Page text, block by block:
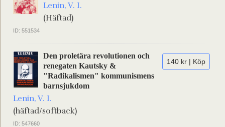
Lenin, V. I.
(Häftad)
ID: 551534
140 kr | Köp
Den proletära revolutionen och
renegaten Kautsky &
"Radikalismen" kommunismens
barnsjukdom
Lenin, V. I.
(häftad/softback)
ID: 547660